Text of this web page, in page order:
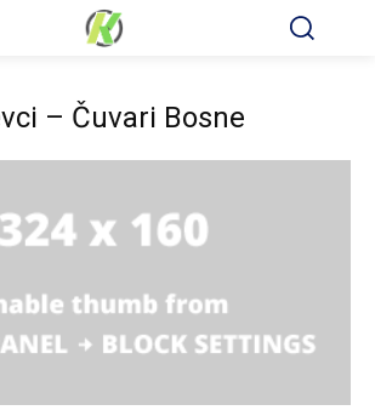
– Čuvari Bosne